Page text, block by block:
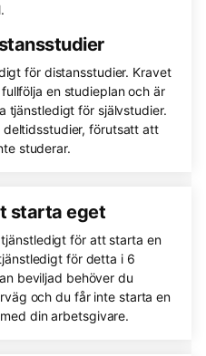
för distansstudier. Kravet
en studieplan och är
tjänstledigt för självstudier.
förutsatt att
studerar.
starta eget
för att starta en
för detta i 6
beviljad behöver du
och du får inte starta en
din arbetsgivare.